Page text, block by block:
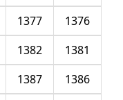
1376
1377
1381
1382
1386
1387